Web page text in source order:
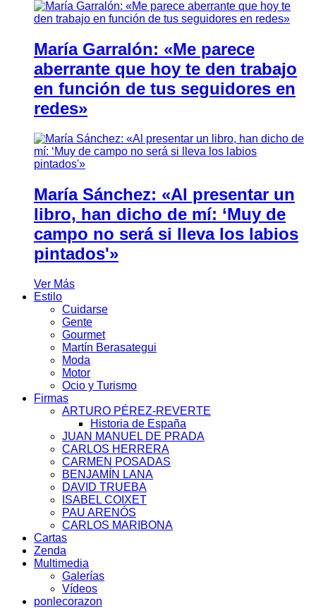
María Garralón: «Me parece
aberrante que hoy te den trabajo
en función de tus seguidores en
redes»
María Sánchez: «Al presentar un
libro, han dicho de mí: ‘Muy de
campo no será si lleva los labios
pintados'»
Ver Más
Estilo
Cuidarse
Gente
Gourmet
Martín Berasategui
Moda
Motor
Ocio y Turismo
Firmas
ARTURO PÉREZ-REVERTE
Historia de España
JUAN MANUEL DE PRADA
CARLOS HERRERA
CARMEN POSADAS
BENJAMÍN LANA
DAVID TRUEBA
ISABEL COIXET
PAU ARENÓS
CARLOS MARIBONA
Cartas
Zenda
Multimedia
Galerías
Vídeos
ponlecorazon